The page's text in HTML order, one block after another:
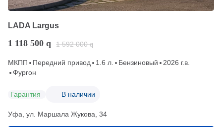
LADA Largus
1 118 500 q 1 592 000 q
МКПП Передний привод 1.6 л. Бензиновый
2026 г.в.
Фургон
Гарантия В наличии
Уфа, ул. Маршала Жукова, 34